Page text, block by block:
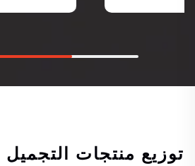
توزيع منتجات التجميل